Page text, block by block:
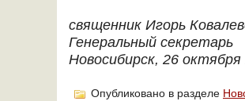
священник Игорь
Генеральный секретарь
Новосибирск, 26 октября
Опубликовано в разделе